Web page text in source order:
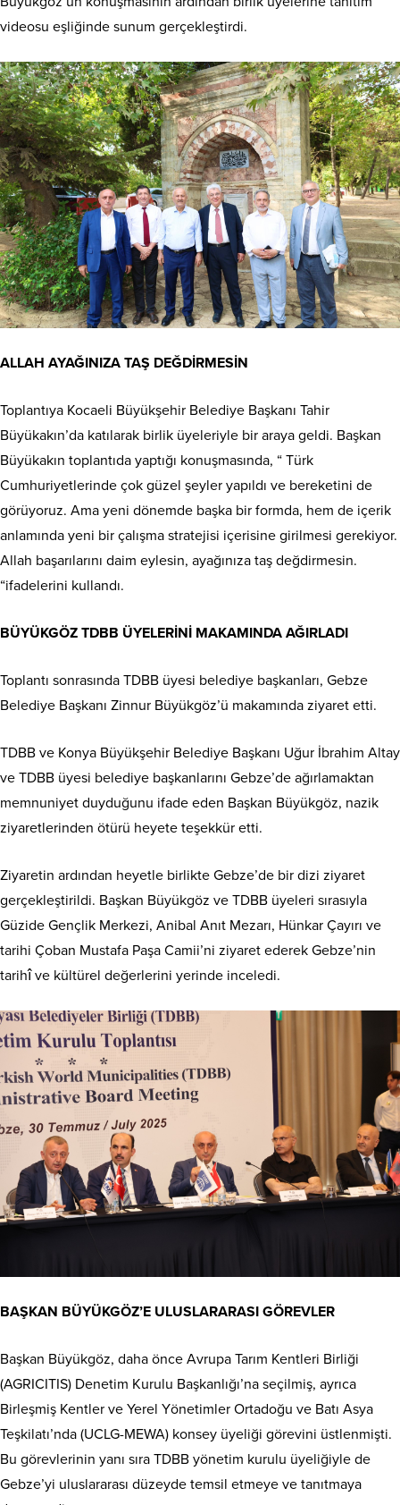
videosu eşliğinde sunum gerçekleştirdi.
ALLAH AYAĞINIZA TAŞ DEĞDİRMESİN
Toplantıya Kocaeli Büyükşehir Belediye Başkanı Tahir
Büyükakın’da katılarak birlik üyeleriyle bir araya geldi. Başkan
Büyükakın toplantıda yaptığı konuşmasında, “ Türk
Cumhuriyetlerinde çok güzel şeyler yapıldı ve bereketini de
görüyoruz. Ama yeni dönemde başka bir formda, hem de içerik
anlamında yeni bir çalışma stratejisi içerisine girilmesi gerekiyor.
Allah başarılarını daim eylesin, ayağınıza taş değdirmesin.
“ifadelerini kullandı.
BÜYÜKGÖZ TDBB ÜYELERİNİ MAKAMINDA AĞIRLADI
Toplantı sonrasında TDBB üyesi belediye başkanları, Gebze
Belediye Başkanı Zinnur Büyükgöz’ü makamında ziyaret etti.
TDBB ve Konya Büyükşehir Belediye Başkanı Uğur İbrahim Altay
ve TDBB üyesi belediye başkanlarını Gebze’de ağırlamaktan
memnuniyet duyduğunu ifade eden Başkan Büyükgöz, nazik
ziyaretlerinden ötürü heyete teşekkür etti.
Ziyaretin ardından heyetle birlikte Gebze’de bir dizi ziyaret
gerçekleştirildi. Başkan Büyükgöz ve TDBB üyeleri sırasıyla
Güzide Gençlik Merkezi, Anibal Anıt Mezarı, Hünkar Çayırı ve
tarihi Çoban Mustafa Paşa Camii’ni ziyaret ederek Gebze’nin
tarihî ve kültürel değerlerini yerinde inceledi.
BAŞKAN BÜYÜKGÖZ’E ULUSLARARASI GÖREVLER
Başkan Büyükgöz, daha önce Avrupa Tarım Kentleri Birliği
(AGRICITIS) Denetim Kurulu Başkanlığı’na seçilmiş, ayrıca
Birleşmiş Kentler ve Yerel Yönetimler Ortadoğu ve Batı Asya
Teşkilatı’nda (UCLG-MEWA) konsey üyeliği görevini üstlenmişti.
Bu görevlerinin yanı sıra TDBB yönetim kurulu üyeliğiyle de
Gebze’yi uluslararası düzeyde temsil etmeye ve tanıtmaya